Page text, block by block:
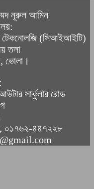
নূরুল আমিন
টেকনোলজি (সিআইআইটি)
তলা
ভোলা।
সার্কুলার রোড
০১৭৬২-৪৪৭২২৮